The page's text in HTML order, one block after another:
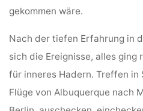
gekommen wäre.
Nach der tiefen Erfahrung in
sich die Ereignisse, alles ging
für inneres Hadern. Treffen in
Flüge von Albuquerque nach